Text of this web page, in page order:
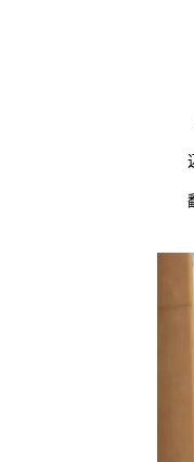
【
迈
翻